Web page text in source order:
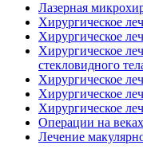
Лазерная
Хирургическое
Хирургическое
Хирургическое
стекловидного
Хирургическое
Хирургическое
Хирургическое
Операции на
Лечение